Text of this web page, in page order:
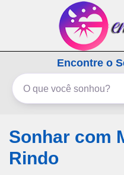
emSonho.com
Os sonhosEncontre o
Sonhar com
Rindo